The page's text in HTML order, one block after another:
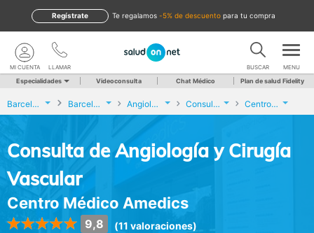
te regalamos -5% de descuento para tu compra
Regístrate
LLAMAR
MI CUENTA BUSCAR MENU
Especialidades Videoconsulta Chat Médico Plan de salud Fidelity
Barcelona Barcelona Angiología y Cirugía Vascular Consulta de Angiología y Cirugía Vascular Centro Médico Amedics
Consulta de Angiología y Cirugía
Vascular
Centro Médico Amedics
9,8 (11 valoraciones)